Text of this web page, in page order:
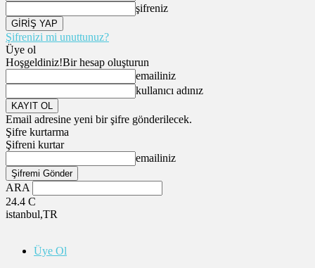
şifreniz
Şifrenizi mi unuttunuz?
Üye ol
Hoşgeldiniz!Bir hesap oluşturun
emailiniz
kullanıcı adınız
Email adresine yeni bir şifre gönderilecek.
Şifre kurtarma
Şifreni kurtar
emailiniz
ARA
24.4 C
istanbul,TR
Üye Ol